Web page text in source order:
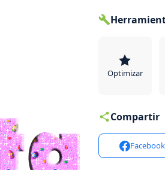
Optimizar
Compartir
Facebook